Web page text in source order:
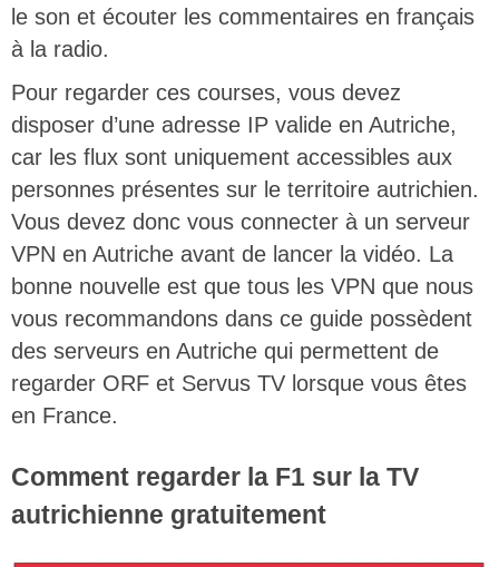
le son et écouter les commentaires en français
à la radio.
Pour regarder ces courses, vous devez
disposer d’une adresse IP valide en Autriche,
car les flux sont uniquement accessibles aux
personnes présentes sur le territoire autrichien.
Vous devez donc vous connecter à un serveur
VPN en Autriche avant de lancer la vidéo. La
bonne nouvelle est que tous les VPN que nous
vous recommandons dans ce guide possèdent
des serveurs en Autriche qui permettent de
regarder ORF et Servus TV lorsque vous êtes
en France.
Comment regarder la F1 sur la TV
autrichienne gratuitement